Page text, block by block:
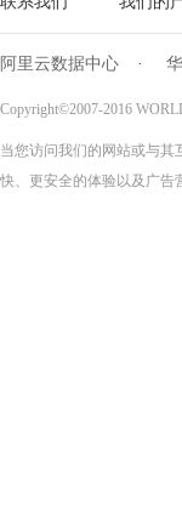
阿里云数据中心 ·
Copyright©2007-2016
当您访问我们的网站或与其
快、更安全的体验以及广告